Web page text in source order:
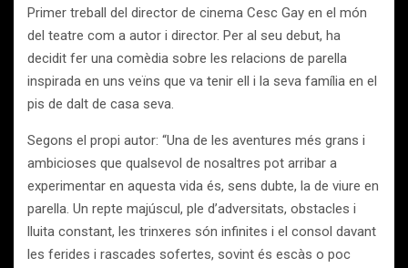
Primer treball del director de cinema Cesc Gay en el món
del teatre com a autor i director. Per al seu debut, ha
decidit fer una comèdia sobre les relacions de parella
inspirada en uns veïns que va tenir ell i la seva família en el
pis de dalt de casa seva.
Segons el propi autor: “Una de les aventures més grans i
ambicioses que qualsevol de nosaltres pot arribar a
experimentar en aquesta vida és, sens dubte, la de viure en
parella. Un repte majúscul, ple d’adversitats, obstacles i
lluita constant, les trinxeres són infinites i el consol davant
les ferides i rascades sofertes, sovint és escàs o poc